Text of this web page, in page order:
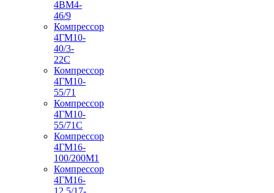
4ВМ4-
46/9
Компрессор
4ГМ10-
40/3-
22С
Компрессор
4ГМ10-
55/71
Компрессор
4ГМ10-
55/71С
Компрессор
4ГМ16-
100/200М1
Компрессор
4ГМ16-
12,5/17-